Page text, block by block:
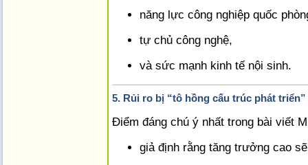
năng lực công nghiệp quốc
tự chủ công nghệ,
và sức mạnh kinh tế nội sinh.
5. Rủi ro bị “tô hồng cấu trúc phát triển”
Điểm đáng chú ý nhất trong bài viết
giả định rằng tăng trưởng cao